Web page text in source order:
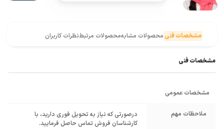
مشخصات فنی محصولات مشابهمحصولات مرتبطنظرات کاربران
مشخصات فنی
مشخصات عمومی
ملاحظات مهم
درصورتی که نیاز به تحویل فوری دارید، با
کارشناسان فروش تماس حاصل فرمایید.